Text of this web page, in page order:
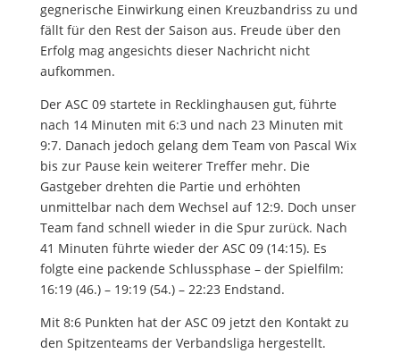
gegnerische Einwirkung einen Kreuzbandriss zu und
fällt für den Rest der Saison aus. Freude über den
Erfolg mag angesichts dieser Nachricht nicht
aufkommen.
Der ASC 09 startete in Recklinghausen gut, führte
nach 14 Minuten mit 6:3 und nach 23 Minuten mit
9:7. Danach jedoch gelang dem Team von Pascal Wix
bis zur Pause kein weiterer Treffer mehr. Die
Gastgeber drehten die Partie und erhöhten
unmittelbar nach dem Wechsel auf 12:9. Doch unser
Team fand schnell wieder in die Spur zurück. Nach
41 Minuten führte wieder der ASC 09 (14:15). Es
folgte eine packende Schlussphase – der Spielfilm:
16:19 (46.) – 19:19 (54.) – 22:23 Endstand.
Mit 8:6 Punkten hat der ASC 09 jetzt den Kontakt zu
den Spitzenteams der Verbandsliga hergestellt.